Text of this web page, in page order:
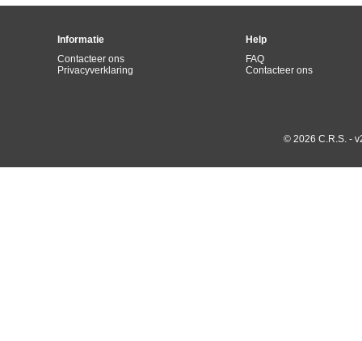
Informatie
Contacteer ons
Privacyverklaring
Help
FAQ
Contacteer ons
© 2026 C.R.S. -